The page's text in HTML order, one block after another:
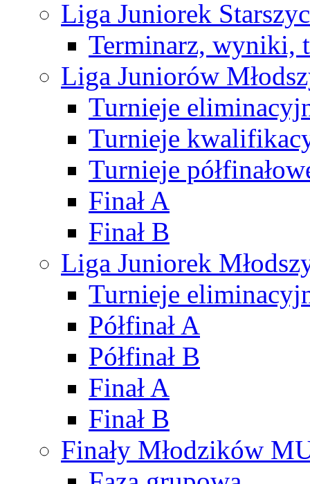
Liga Juniorek
Terminarz, wyniki,
Liga Juniorów
Turnieje
Turnieje
Turnieje
Finał A
Finał B
Liga Juniorek
Turnieje
Półfinał A
Półfinał B
Finał A
Finał B
Finały Młodzików